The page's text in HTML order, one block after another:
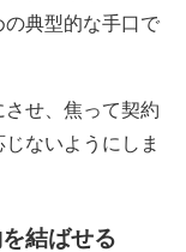
典型的な手口で
させ、焦って契約
ないようにしま
結ばせる